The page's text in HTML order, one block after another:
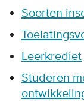
Soorten
Leerkrediet
Studeren